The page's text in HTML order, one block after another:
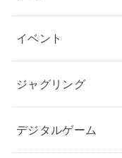
イベント
ジャグリング
デジタルゲーム